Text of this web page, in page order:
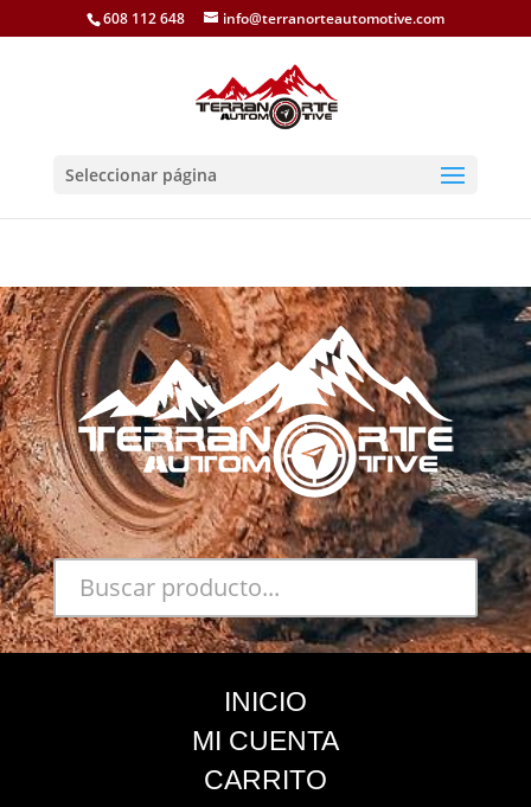
608 112 648 info@terranorteautomotive.com
Seleccionar página
INICIO
MI CUENTA
CARRITO